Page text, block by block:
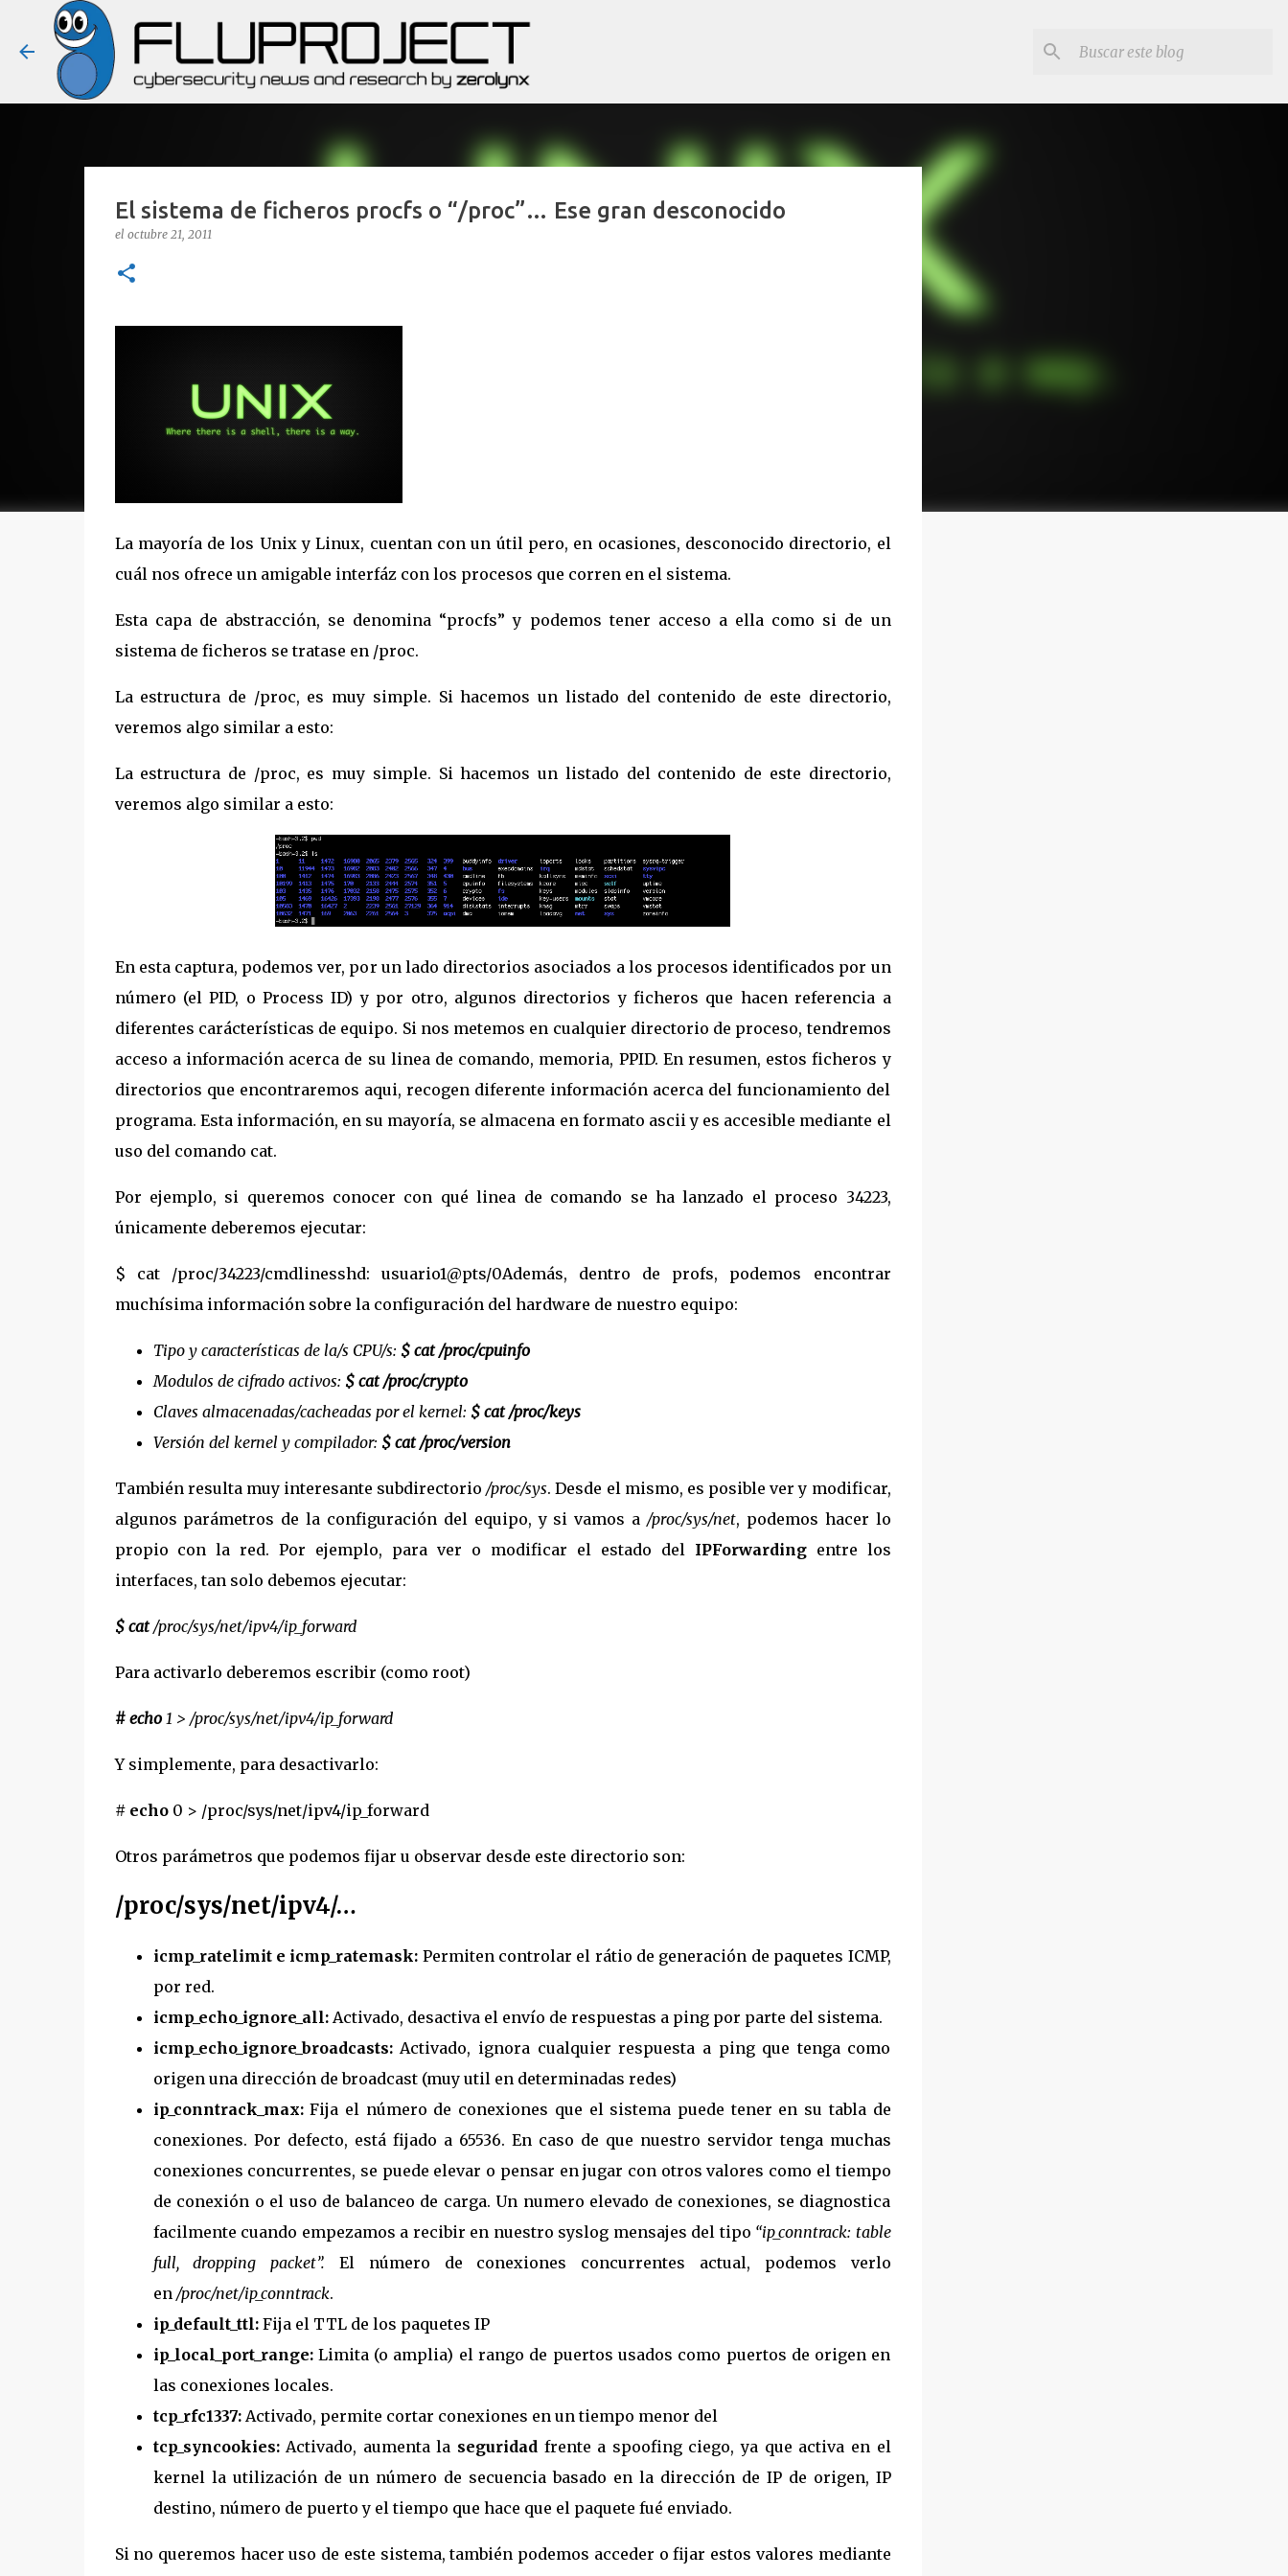
El sistema de ficheros procfs o “/proc”… Ese gran desconocido
el octubre 21, 2011
La mayoría de los Unix y Linux, cuentan con un útil pero, en ocasiones, desconocido directorio, el
cuál nos ofrece un amigable interfáz con los procesos que corren en el sistema.
Esta capa de abstracción, se denomina “procfs” y podemos tener acceso a ella como si de un
sistema de ficheros se tratase en /proc.
La estructura de /proc, es muy simple. Si hacemos un listado del contenido de este directorio,
veremos algo similar a esto:
La estructura de /proc, es muy simple. Si hacemos un listado del contenido de este directorio,
veremos algo similar a esto:
En esta captura, podemos ver, por un lado directorios asociados a los procesos identificados por un
número (el PID, o Process ID) y por otro, algunos directorios y ficheros que hacen referencia a
diferentes carácterísticas de equipo. Si nos metemos en cualquier directorio de proceso, tendremos
acceso a información acerca de su linea de comando, memoria, PPID. En resumen, estos ficheros y
directorios que encontraremos aqui, recogen diferente información acerca del funcionamiento del
programa. Esta información, en su mayoría, se almacena en formato ascii y es accesible mediante el
uso del comando cat.
Por ejemplo, si queremos conocer con qué linea de comando se ha lanzado el proceso 34223,
únicamente deberemos ejecutar:
$ cat /proc/34223/cmdlinesshd: usuario1@pts/0Además, dentro de profs, podemos encontrar
muchísima información sobre la configuración del hardware de nuestro equipo:
Tipo y características de la/s CPU/s: $ cat /proc/cpuinfo
Modulos de cifrado activos: $ cat /proc/crypto
Claves almacenadas/cacheadas por el kernel: $ cat /proc/keys
Versión del kernel y compilador: $ cat /proc/version
También resulta muy interesante subdirectorio /proc/sys. Desde el mismo, es posible ver y modificar,
algunos parámetros de la configuración del equipo, y si vamos a /proc/sys/net, podemos hacer lo
propio con la red. Por ejemplo, para ver o modificar el estado del IPForwardingentre los
interfaces, tan solo debemos ejecutar:
$ cat/proc/sys/net/ipv4/ip_forward
Para activarlo deberemos escribir (como root)
# echo1 > /proc/sys/net/ipv4/ip_forward
Y simplemente, para desactivarlo:
# echo0 > /proc/sys/net/ipv4/ip_forward
Otros parámetros que podemos fijar u observar desde este directorio son:
/proc/sys/net/ipv4/…
icmp_ratelimit e icmp_ratemask: Permiten controlar el rátio de generación de paquetes ICMP,
por red.
icmp_echo_ignore_all:Activado, desactiva el envío de respuestas a ping por parte del sistema.
icmp_echo_ignore_broadcasts:Activado, ignora cualquier respuesta a ping que tenga como
origen una dirección de broadcast (muy util en determinadas redes)
ip_conntrack_max:Fija el número de conexiones que el sistema puede tener en su tabla de
conexiones. Por defecto, está fijado a 65536. En caso de que nuestro servidor tenga muchas
conexiones concurrentes, se puede elevar o pensar en jugar con otros valores como el tiempo
de conexión o el uso de balanceo de carga. Un numero elevado de conexiones, se diagnostica
facilmente cuando empezamos a recibir en nuestro syslog mensajes del tipo “ip_conntrack: table
full, dropping packet”. El número de conexiones concurrentes actual, podemos verlo
en /proc/net/ip_conntrack.
ip_default_ttl:Fija el TTL de los paquetes IP
ip_local_port_range:Limita (o amplia) el rango de puertos usados como puertos de origen en
las conexiones locales.
tcp_rfc1337:Activado, permite cortar conexiones en un tiempo menor del
tcp_syncookies:Activado, aumenta la seguridadfrente a spoofing ciego, ya que activa en el
kernel la utilización de un número de secuencia basado en la dirección de IP de origen, IP
destino, número de puerto y el tiempo que hace que el paquete fué enviado.
Si no queremos hacer uso de este sistema, también podemos acceder o fijar estos valores mediante